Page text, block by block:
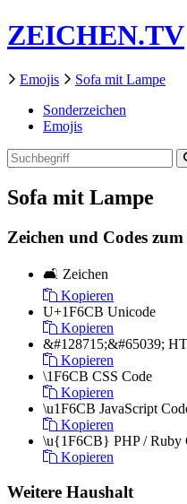
ZEICHEN.TV
Emojis
Sofa mit Lampe
Sonderzeichen
Emojis
Sofa mit Lampe
Zeichen und Codes
🛋️ Zeichen
Kopieren
U+1F6CB Unicode
Kopieren
&#128715;&#65039;
Kopieren
\1F6CB CSS Code
Kopieren
\u1F6CB JavaScript
Kopieren
\u{1F6CB} PHP / Ruby
Kopieren
Weitere Haushalt